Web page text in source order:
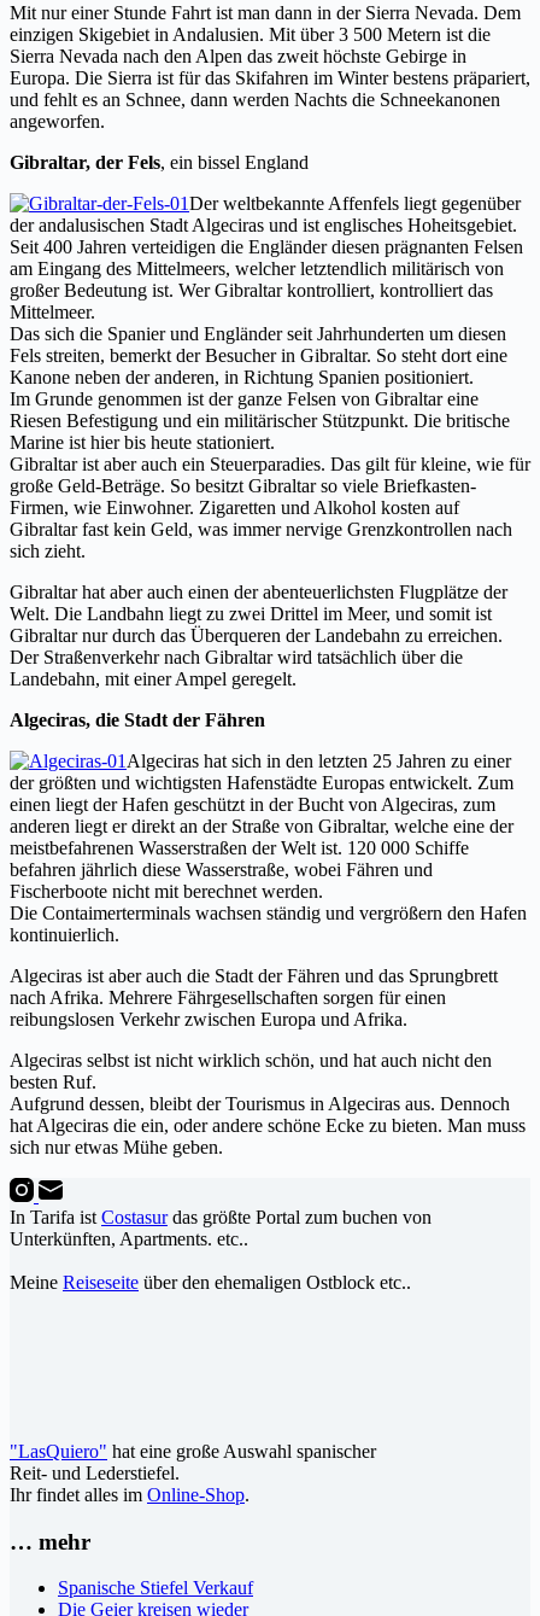
Mit nur einer Stunde Fahrt ist man dann in der Sierra Nevada. Dem
einzigen Skigebiet in Andalusien. Mit über 3 500 Metern ist die
Sierra Nevada nach den Alpen das zweit höchste Gebirge in
Europa. Die Sierra ist für das Skifahren im Winter bestens präpariert,
und fehlt es an Schnee, dann werden Nachts die Schneekanonen
angeworfen.
Gibraltar, der Fels, ein bissel England
Der weltbekannte Affenfels liegt gegenüber
der andalusischen Stadt Algeciras und ist englisches Hoheitsgebiet.
Seit 400 Jahren verteidigen die Engländer diesen prägnanten Felsen
am Eingang des Mittelmeers, welcher letztendlich militärisch von
großer Bedeutung ist. Wer Gibraltar kontrolliert, kontrolliert das
Mittelmeer.
Das sich die Spanier und Engländer seit Jahrhunderten um diesen
Fels streiten, bemerkt der Besucher in Gibraltar. So steht dort eine
Kanone neben der anderen, in Richtung Spanien positioniert.
Im Grunde genommen ist der ganze Felsen von Gibraltar eine
Riesen Befestigung und ein militärischer Stützpunkt. Die britische
Marine ist hier bis heute stationiert.
Gibraltar ist aber auch ein Steuerparadies. Das gilt für kleine, wie für
große Geld-Beträge. So besitzt Gibraltar so viele Briefkasten-
Firmen, wie Einwohner. Zigaretten und Alkohol kosten auf
Gibraltar fast kein Geld, was immer nervige Grenzkontrollen nach
sich zieht.
Gibraltar hat aber auch einen der abenteuerlichsten Flugplätze der
Welt. Die Landbahn liegt zu zwei Drittel im Meer, und somit ist
Gibraltar nur durch das Überqueren der Landebahn zu erreichen.
Der Straßenverkehr nach Gibraltar wird tatsächlich über die
Landebahn, mit einer Ampel geregelt.
Algeciras, die Stadt der Fähren
Algeciras hat sich in den letzten 25 Jahren zu einer
der größten und wichtigsten Hafenstädte Europas entwickelt. Zum
einen liegt der Hafen geschützt in der Bucht von Algeciras, zum
anderen liegt er direkt an der Straße von Gibraltar, welche eine der
meistbefahrenen Wasserstraßen der Welt ist. 120 000 Schiffe
befahren jährlich diese Wasserstraße, wobei Fähren und
Fischerboote nicht mit berechnet werden.
Die Contaimerterminals wachsen ständig und vergrößern den Hafen
kontinuierlich.
Algeciras ist aber auch die Stadt der Fähren und das Sprungbrett
nach Afrika. Mehrere Fährgesellschaften sorgen für einen
reibungslosen Verkehr zwischen Europa und Afrika.
Algeciras selbst ist nicht wirklich schön, und hat auch nicht den
besten Ruf.
Aufgrund dessen, bleibt der Tourismus in Algeciras aus. Dennoch
hat Algeciras die ein, oder andere schöne Ecke zu bieten. Man muss
sich nur etwas Mühe geben.
In Tarifa ist Costasurdas größte Portal zum buchen von
Unterkünften, Apartments. etc..
Meine Reiseseite über den ehemaligen Ostblock etc..
"LasQuiero" hat eine große Auswahl spanischer
Reit- und Lederstiefel.
Ihr findet alles im Online-Shop.
… mehr
Spanische Stiefel Verkauf
Die Geier kreisen wieder